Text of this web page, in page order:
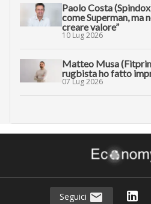
Paolo Costa
come Superman, ma
creare valore”
10 Lug 2026
Matteo Musa
rugbista ho fatto
07 Lug 2026
Seguici